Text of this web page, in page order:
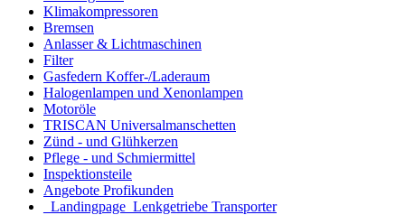
Klimakompressoren
Bremsen
Anlasser & Lichtmaschinen
Filter
Gasfedern Koffer-/Laderaum
Halogenlampen und Xenonlampen
Motoröle
TRISCAN Universalmanschetten
Zünd - und Glühkerzen
Pflege - und Schmiermittel
Inspektionsteile
Angebote Profikunden
_Landingpage_Lenkgetriebe Transporter